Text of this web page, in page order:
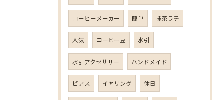
コーヒーメーカー 簡単 抹茶ラテ
人気 コーヒー豆 水引
水引アクセサリー ハンドメイド
ピアス イヤリング 休日